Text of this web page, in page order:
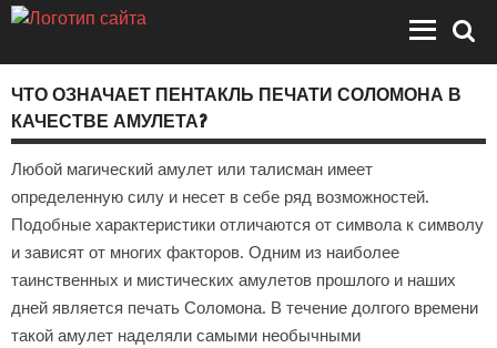
ЧТО ОЗНАЧАЕТ ПЕНТАКЛЬ ПЕЧАТИ СОЛОМОНА В
КАЧЕСТВЕ АМУЛЕТА?
Любой магический амулет или талисман имеет
определенную силу и несет в себе ряд возможностей.
Подобные характеристики отличаются от символа к символу
и зависят от многих факторов. Одним из наиболее
таинственных и мистических амулетов прошлого и наших
дней является печать Соломона. В течение долгого времени
такой амулет наделяли самыми необычными